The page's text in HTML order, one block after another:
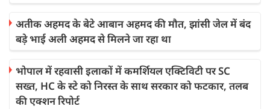
अतीक अहमद के बेटे आबान अहमद की मौत, झांसी जेल में बंद
बड़े भाई अली अहमद से मिलने जा रहा था
भोपाल में रहवासी इलाकों में कमर्शियल एक्टिविटी पर SC
सख्त, HC के स्टे को निरस्त के साथ सरकार को फटकार, तलब
की एक्शन रिपोर्ट